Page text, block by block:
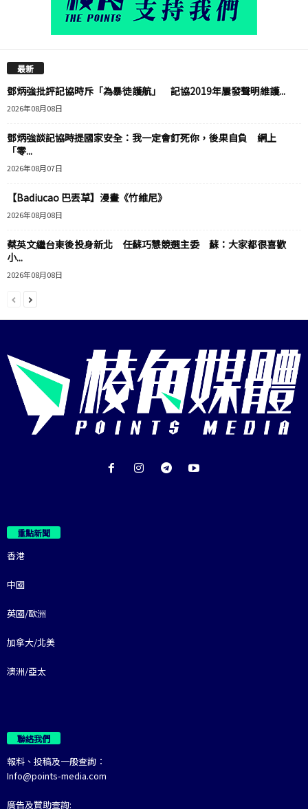
最新
鄧炳強批評記協時斥「為暴徒護航」 記協2019年屢發聲明維護...
2026年08月08日
鄧炳強談記協時提國家安全：我一定會釘死你，後果自負 網上
「零...
2026年08月07日
【Badiucao 巴丟草】漫畫《竹維尼》
2026年08月08日
蔡英文繼台東後投身新北 任蘇巧慧競選主委 蘇：大家都很喜歡
小...
2026年08月08日
重點新聞
香港
中國
英國/歐洲
加拿大/北美
澳洲/亞太
聯絡我們
報料、投稿及一般查詢：
Info@points-media.com
廣告及贊助查詢: